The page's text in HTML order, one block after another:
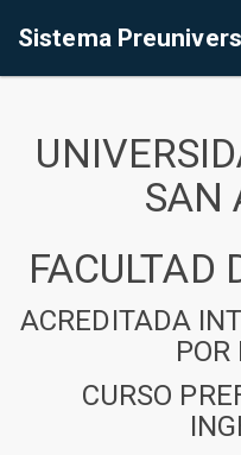
Sistema
SAN
FACULTAD
ACREDITADA
POR
CURSO